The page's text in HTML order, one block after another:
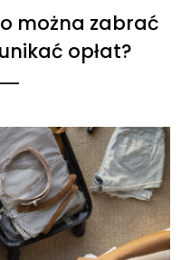
można zabrać
opłat?